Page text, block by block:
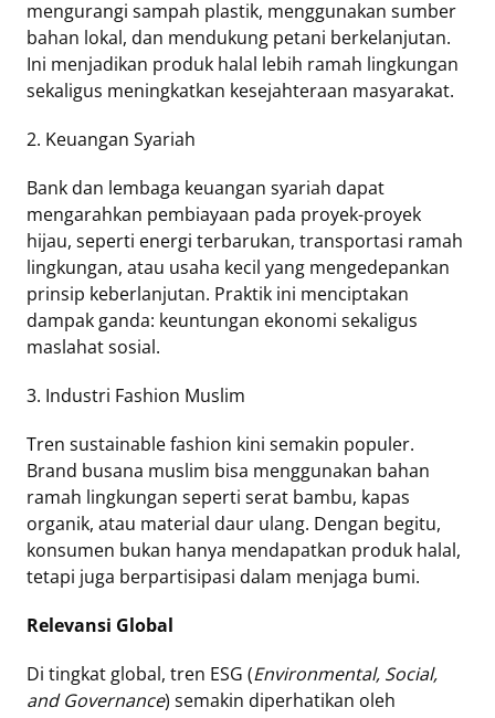
mengurangi sampah plastik, menggunakan sumber
bahan lokal, dan mendukung petani berkelanjutan.
Ini menjadikan produk halal lebih ramah lingkungan
sekaligus meningkatkan kesejahteraan masyarakat.
2. Keuangan Syariah
Bank dan lembaga keuangan syariah dapat
mengarahkan pembiayaan pada proyek-proyek
hijau, seperti energi terbarukan, transportasi ramah
lingkungan, atau usaha kecil yang mengedepankan
prinsip keberlanjutan. Praktik ini menciptakan
dampak ganda: keuntungan ekonomi sekaligus
maslahat sosial.
3. Industri Fashion Muslim
Tren sustainable fashion kini semakin populer.
Brand busana muslim bisa menggunakan bahan
ramah lingkungan seperti serat bambu, kapas
organik, atau material daur ulang. Dengan begitu,
konsumen bukan hanya mendapatkan produk halal,
tetapi juga berpartisipasi dalam menjaga bumi.
Relevansi Global
Di tingkat global, tren ESG (Environmental, Social,
and Governance) semakin diperhatikan oleh